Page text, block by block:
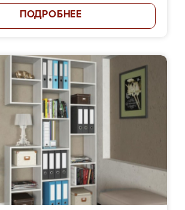
ПОДРОБНЕЕ